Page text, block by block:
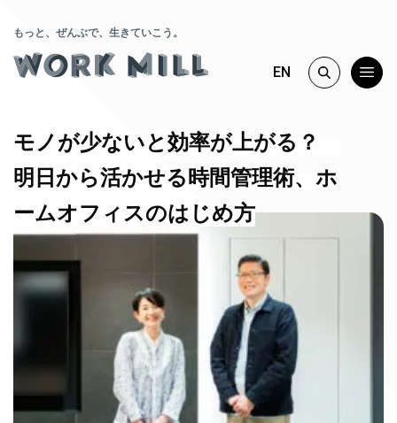
もっと、ぜんぶで、生きていこう。
EN
モノが少ないと効率が上がる？
明日から活かせる時間管理術、ホ
ームオフィスのはじめ方